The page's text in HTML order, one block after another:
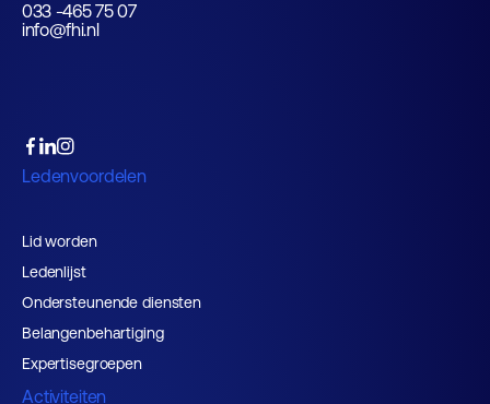
033 -465 75 07
info@fhi.nl
Ledenvoordelen
Lid worden
Ledenlijst
Ondersteunende diensten
Belangenbehartiging
Expertisegroepen
Activiteiten